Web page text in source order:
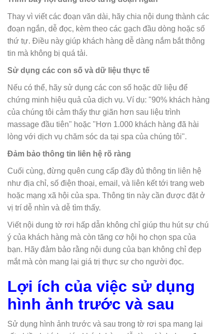
Thay vì viết các đoạn văn dài, hãy chia nội dung thành các
đoạn ngắn, dễ đọc, kèm theo các gạch đầu dòng hoặc số
thứ tự. Điều này giúp khách hàng dễ dàng nắm bắt thông
tin mà không bị quá tải.
Sử dụng các con số và dữ liệu thực tế
Nếu có thể, hãy sử dụng các con số hoặc dữ liệu để
chứng minh hiệu quả của dịch vụ. Ví dụ: "90% khách hàng
của chúng tôi cảm thấy thư giãn hơn sau liệu trình
massage đầu tiên" hoặc "Hơn 1.000 khách hàng đã hài
lòng với dịch vụ chăm sóc da tại spa của chúng tôi".
Đảm bảo thông tin liên hệ rõ ràng
Cuối cùng, đừng quên cung cấp đầy đủ thông tin liên hệ
như địa chỉ, số điện thoại, email, và liên kết tới trang web
hoặc mạng xã hội của spa. Thông tin này cần được đặt ở
vị trí dễ nhìn và dễ tìm thấy.
Viết nội dung tờ rơi hấp dẫn không chỉ giúp thu hút sự chú
ý của khách hàng mà còn tăng cơ hội họ chọn spa của
bạn. Hãy đảm bảo rằng nội dung của bạn không chỉ đẹp
mắt mà còn mang lại giá trị thực sự cho người đọc.
Lợi ích của việc sử dụng
hình ảnh trước và sau
Sử dụng hình ảnh trước và sau trong tờ rơi spa mang lại